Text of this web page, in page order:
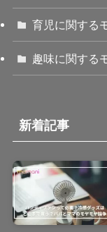
育児に関する
趣味に関する
新着記事